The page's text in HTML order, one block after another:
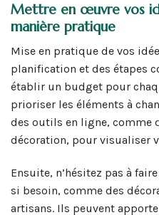
Mettre en œuvre vos
manière pratique
Mise en pratique de vos
planification et des étapes
établir un budget pour
prioriser les éléments à
des outils en ligne, comme
décoration, pour visualiser
Ensuite, n’hésitez pas à
si besoin, comme des
artisans. Ils peuvent